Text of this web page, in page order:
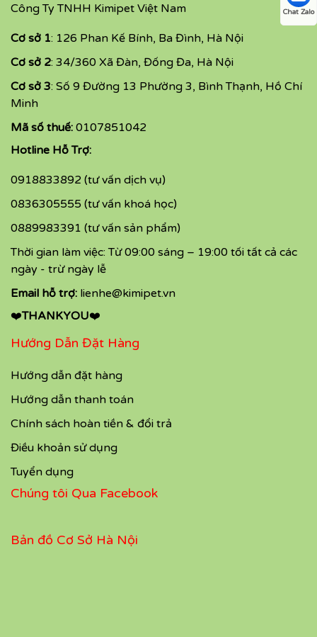
Công Ty TNHH Kimipet Việt Nam
Cơ sở 1: 126 Phan Kế Bính, Ba Đình, Hà Nội
Cơ sở 2: 34/360 Xã Đàn, Đống Đa, Hà Nội
Cơ sở 3: Số 9 Đường 13 Phường 3, Bình Thạnh, Hồ Chí
Minh
Mã số thuế: 0107851042
Hotline Hỗ Trợ:
0918833892 (tư vấn dịch vụ)
0836305555 (tư vấn khoá học)
0889983391 (tư vấn sản phẩm)
Thời gian làm việc: Từ 09:00 sáng – 19:00 tối tất cả các
ngày - trừ ngày lễ
Email hỗ trợ: lienhe@kimipet.vn
❤️THANKYOU❤️
Hướng Dẫn Đặt Hàng
Hướng dẫn đặt hàng
Hướng dẫn thanh toán
Chính sách hoàn tiền & đổi trả
Điều khoản sử dụng
Tuyển dụng
Chúng tôi Qua Facebook
Bản đồ Cơ Sở Hà Nội
Chat Zalo